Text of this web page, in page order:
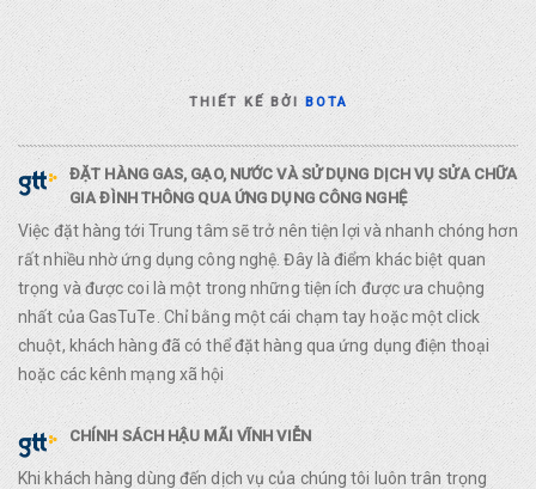
THIẾT KẾ BỞIBOTA
ĐẶT HÀNG GAS, GẠO, NƯỚC VÀ SỬ DỤNG DỊCH VỤ SỬA CHỮA
GIA ĐÌNH THÔNG QUA ỨNG DỤNG CÔNG NGHỆ
Việc đặt hàng tới Trung tâm sẽ trở nên tiện lợi và nhanh chóng hơn
rất nhiều nhờ ứng dụng công nghệ. Đây là điểm khác biệt quan
trọng và được coi là một trong những tiện ích được ưa chuộng
nhất của GasTuTe. Chỉ bằng một cái chạm tay hoặc một click
chuột, khách hàng đã có thể đặt hàng qua ứng dụng điện thoại
hoặc các kênh mạng xã hội
CHÍNH SÁCH HẬU MÃI VĨNH VIỄN
Khi khách hàng dùng đến dịch vụ của chúng tôi luôn trân trọng